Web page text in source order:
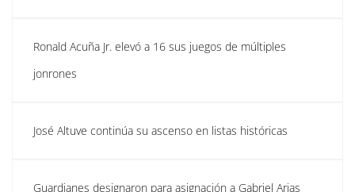
Ronald Acuña Jr. elevó a 16 sus juegos de múltiples
jonrones
José Altuve continúa su ascenso en listas históricas
Guardianes designaron para asignación a Gabriel Arias